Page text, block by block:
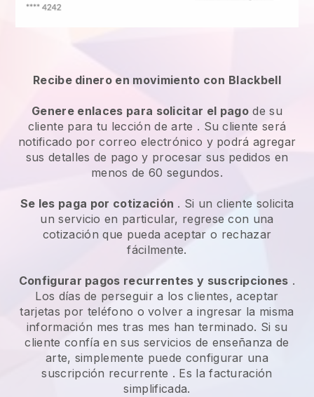
Recibe dinero en movimiento con Blackbell
Genere enlaces para solicitar el pagode su
cliente para tu lección de arte . Su cliente será
notificado por correo electrónico y podrá agregar
sus detalles de pago y procesar sus pedidos en
menos de 60 segundos.
Se les paga por cotización . Si un cliente solicita
un servicio en particular, regrese con una
cotización que pueda aceptar o rechazar
fácilmente.
Configurar pagos recurrentes y suscripciones .
Los días de perseguir a los clientes, aceptar
tarjetas por teléfono o volver a ingresar la misma
información mes tras mes han terminado. Si su
cliente confía en sus servicios de enseñanza de
arte, simplemente puede configurar una
suscripción recurrente . Es la facturación
simplificada.